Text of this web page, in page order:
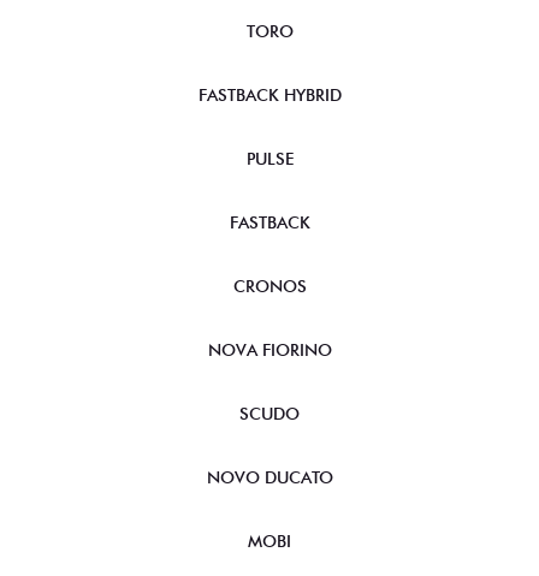
TORO
FASTBACK HYBRID
PULSE
FASTBACK
CRONOS
NOVA FIORINO
SCUDO
NOVO DUCATO
MOBI